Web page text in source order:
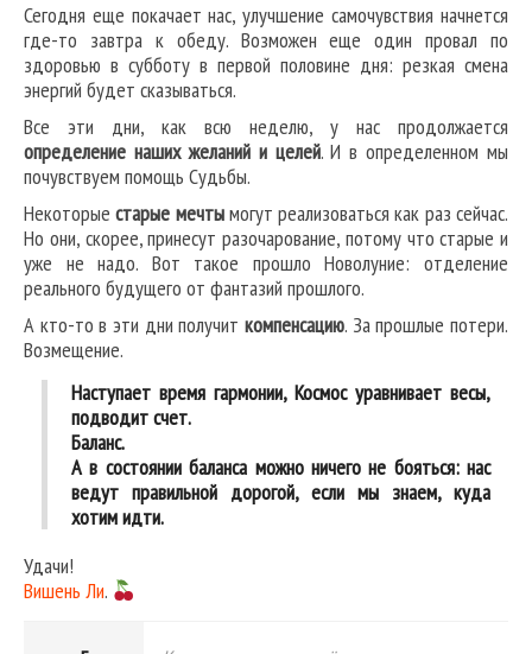
Сегодня еще покачает нас, улучшение самочувствия начнется
где-то завтра к обеду. Возможен еще один провал по
здоровью в субботу в первой половине дня: резкая смена
энергий будет сказываться.
Все эти дни, как всю неделю, у нас продолжается
определение наших желаний и целей. И в определенном мы
почувствуем помощь Судьбы.
Некоторыестарые мечтымогут реализоваться как раз сейчас.
Но они, скорее, принесут разочарование, потому что старые и
уже не надо. Вот такое прошло Новолуние: отделение
реального будущего от фантазий прошлого.
А кто-то в эти дни получит компенсацию. За прошлые потери.
Возмещение.
Наступает время гармонии, Космос уравнивает весы,
подводит счет.
Баланс.
А в состоянии баланса можно ничего не бояться: нас
ведут правильной дорогой, если мы знаем, куда
хотим идти.
Удачи!
Вишень Ли.